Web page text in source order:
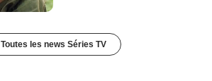
Toutes les news Séries TV